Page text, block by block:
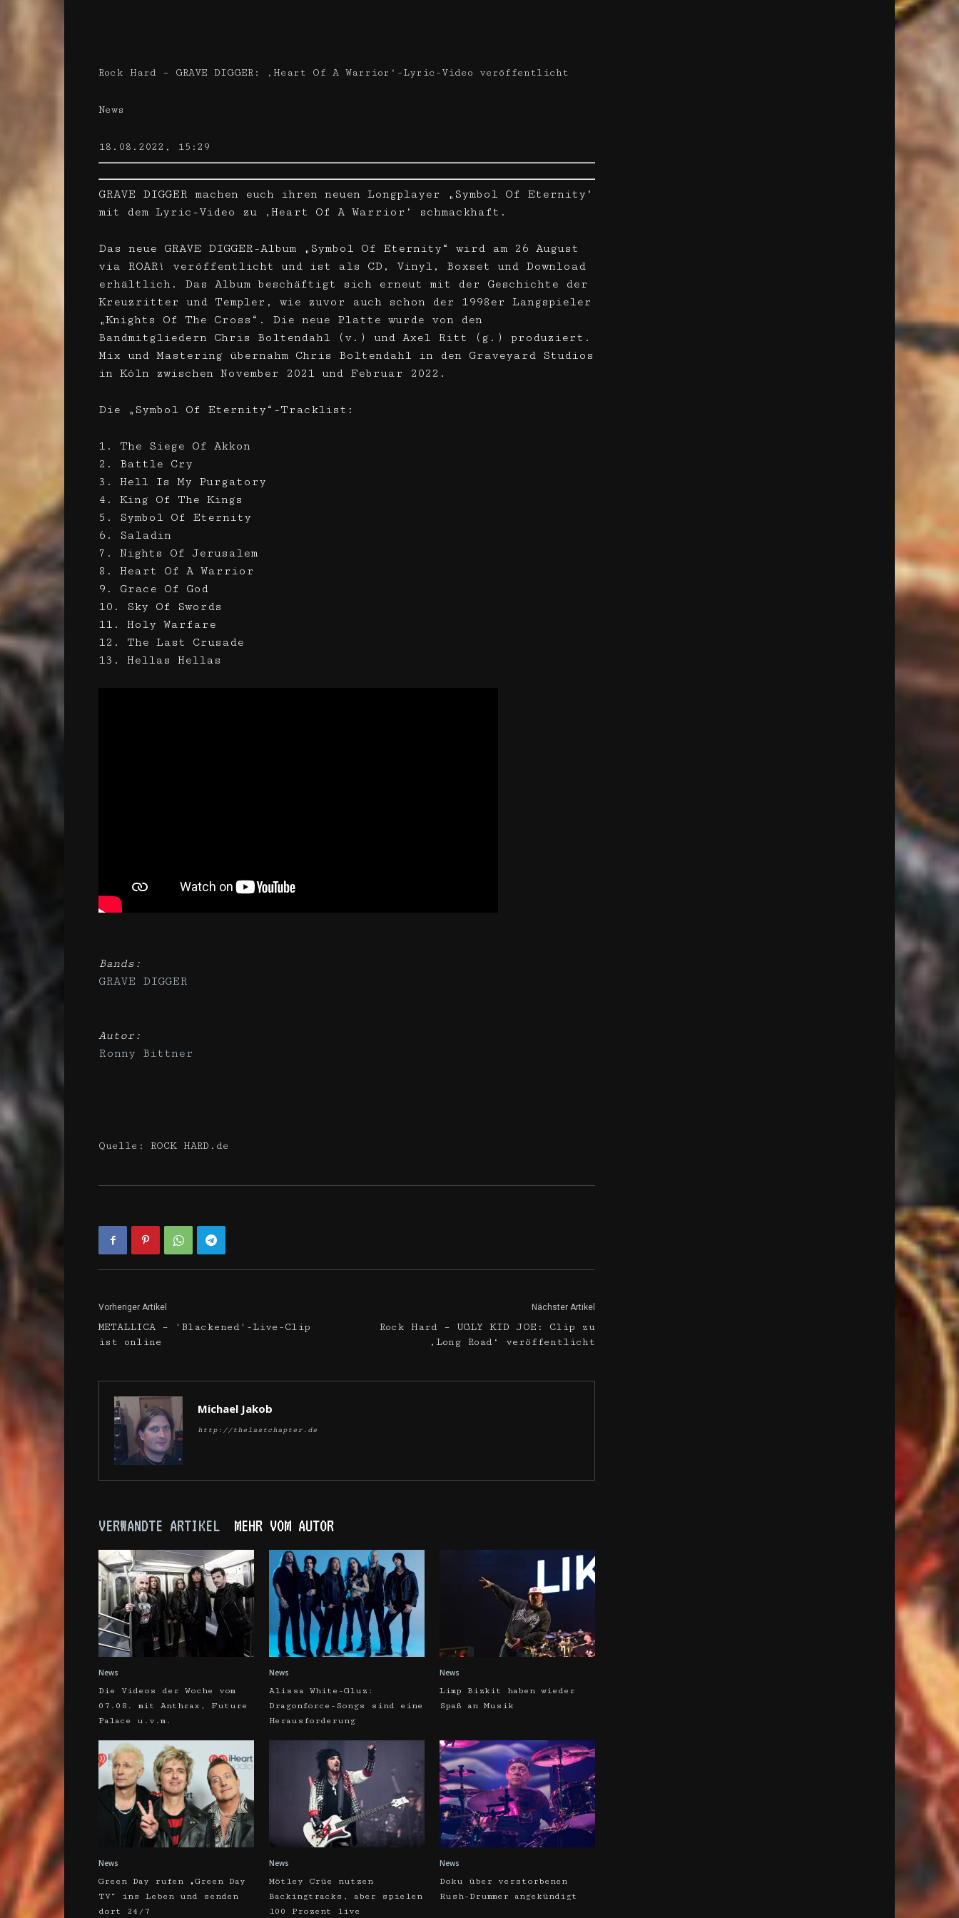
Rock Hard – GRAVE DIGGER: ‚Heart Of A Warrior‘-Lyric-Video veröffentlicht
News
18.08.2022, 15:29
GRAVE DIGGER machen euch ihren neuen Longplayer „Symbol Of Eternity‘
mit dem Lyric-Video zu ‚Heart Of A Warrior‘ schmackhaft.
Das neue GRAVE DIGGER-Album „Symbol Of Eternity“ wird am 26 August
via ROAR! veröffentlicht und ist als CD, Vinyl, Boxset und Download
erhältlich. Das Album beschäftigt sich erneut mit der Geschichte der
Kreuzritter und Templer, wie zuvor auch schon der 1998er Langspieler
„Knights Of The Cross“. Die neue Platte wurde von den
Bandmitgliedern Chris Boltendahl (v.) und Axel Ritt (g.) produziert.
Mix und Mastering übernahm Chris Boltendahl in den Graveyard Studios
in Köln zwischen November 2021 und Februar 2022.
Die „Symbol Of Eternity“-Tracklist:
1. The Siege Of Akkon
2. Battle Cry
3. Hell Is My Purgatory
4. King Of The Kings
5. Symbol Of Eternity
6. Saladin
7. Nights Of Jerusalem
8. Heart Of A Warrior
9. Grace Of God
10. Sky Of Swords
11. Holy Warfare
12. The Last Crusade
13. Hellas Hellas
Bands:
GRAVE DIGGER
Autor:
Ronny Bittner
Quelle: ROCK HARD.de
Vorheriger Artikel
METALLICA – 'Blackened'-Live-Clip
ist online
Nächster Artikel
Rock Hard – UGLY KID JOE: Clip zu
‚Long Road‘ veröffentlicht
Michael Jakob
http://thelastchapter.de
VERWANDTE ARTIKEL MEHR VOM AUTOR
News
Die Videos der Woche vom
07.08. mit Anthrax, Future
Palace u.v.m.
News
Alissa White-Gluz:
Dragonforce-Songs sind eine
Herausforderung
News
Limp Bizkit haben wieder
Spaß an Musik
News
Green Day rufen „Green Day
TV“ ins Leben und senden
dort 24/7
News
Mötley Crüe nutzen
Backingtracks, aber spielen
100 Prozent live
News
Doku über verstorbenen
Rush-Drummer angekündigt